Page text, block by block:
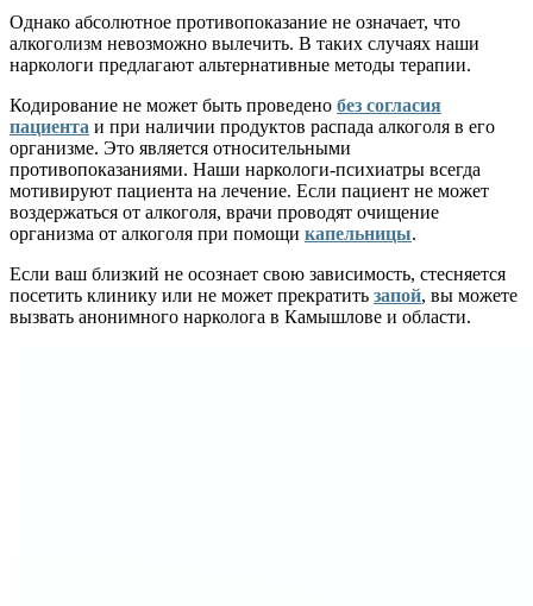
Однако абсолютное противопоказание не означает, что
алкоголизм невозможно вылечить. В таких случаях наши
наркологи предлагают альтернативные методы терапии.
Кодирование не может быть проведено без согласия
пациента и при наличии продуктов распада алкоголя в его
организме. Это является относительными
противопоказаниями. Наши наркологи-психиатры всегда
мотивируют пациента на лечение. Если пациент не может
воздержаться от алкоголя, врачи проводят очищение
организма от алкоголя при помощи капельницы.
Если ваш близкий не осознает свою зависимость, стесняется
посетить клинику или не может прекратить запой, вы можете
вызвать анонимного нарколога в Камышлове и области.